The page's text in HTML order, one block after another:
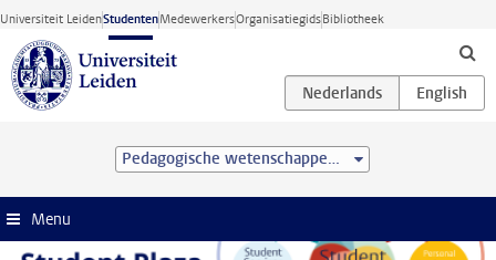
Ga direct naar de inhoud
Universiteit LeidenStudentenMedewerkersOrganisatiegidsBibliotheek
Pedagogische wetenschappen (BSc)
Menu